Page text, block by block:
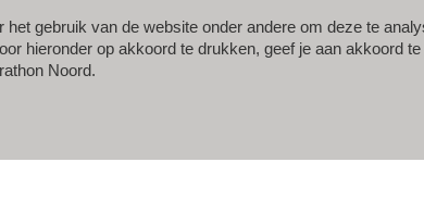
gebruik van de website onder andere om deze te
hieronder op akkoord te drukken, geef je aan akkoord
Noord.